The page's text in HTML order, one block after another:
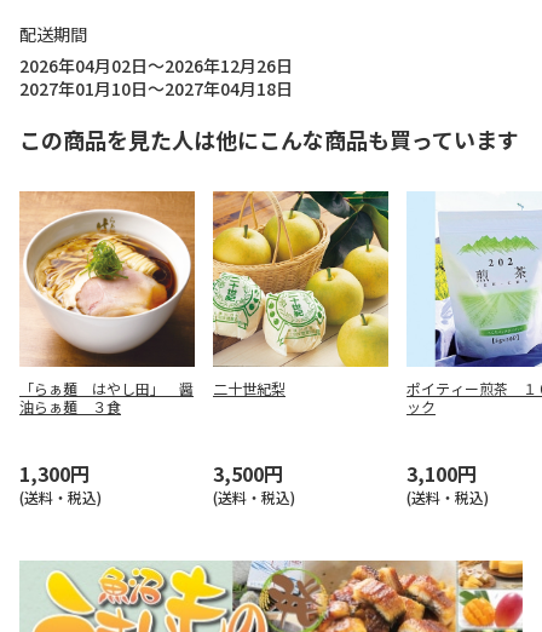
配送期間
2026年04月02日～2026年12月26日
2027年01月10日～2027年04月18日
この商品を見た人は他にこんな商品も買っています
「らぁ麺 はやし田」 醤
油らぁ麺 ３食
1,300円
(送料・税込)
二十世紀梨
3,500円
(送料・税込)
ポイティー煎茶 １
ック
3,100円
(送料・税込)